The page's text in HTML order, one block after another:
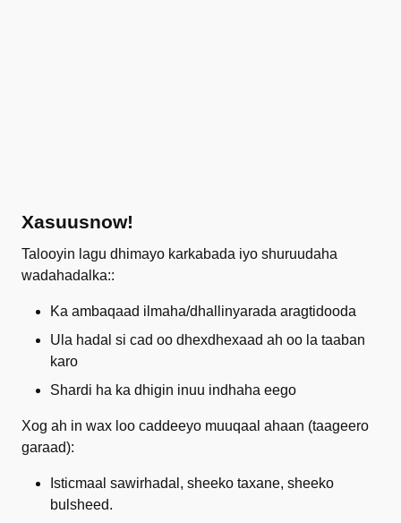
Xasuusnow!
Talooyin lagu dhimayo karkabada iyo shuruudaha
wadahadalka::
Ka ambaqaad ilmaha/dhallinyarada aragtidooda
Ula hadal si cad oo dhexdhexaad ah oo la taaban
karo
Shardi ha ka dhigin inuu indhaha eego
Xog ah in wax loo caddeeyo muuqaal ahaan (taageero
garaad):
Isticmaal sawirhadal, sheeko taxane, sheeko
bulsheed.